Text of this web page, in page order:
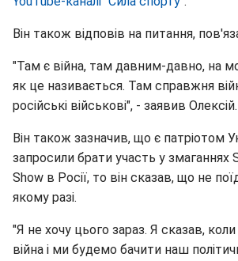
Він також відповів на питання,
"Там є війна, там давним-давно, на
як це називається. Там справжня
російські військові", - заявив Олексій.
Він також зазначив, що є патріотом
запросили брати участь у змаганнях
Show в Росії, то він сказав, що не
якому разі.
"Я не хочу цього зараз. Я сказав, коли
війна і ми будемо бачити наш